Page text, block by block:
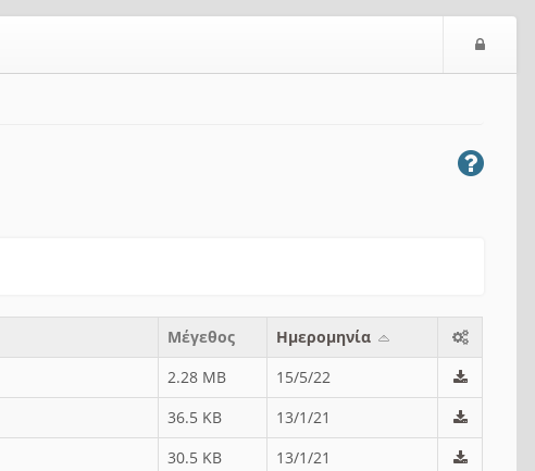
Μέγεθος
Ημερομηνία
2.28 MB
15/5/22
36.5 KB
13/1/21
30.5 KB
13/1/21